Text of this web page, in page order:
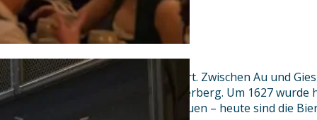
Es ist ein geschichtsträchtiger Ort. Zwischen Au und
Isarhochufer, thront der Nockherberg. Um 1627 wurde
Mönchen begonnen Bier zu brauen – heute sind die